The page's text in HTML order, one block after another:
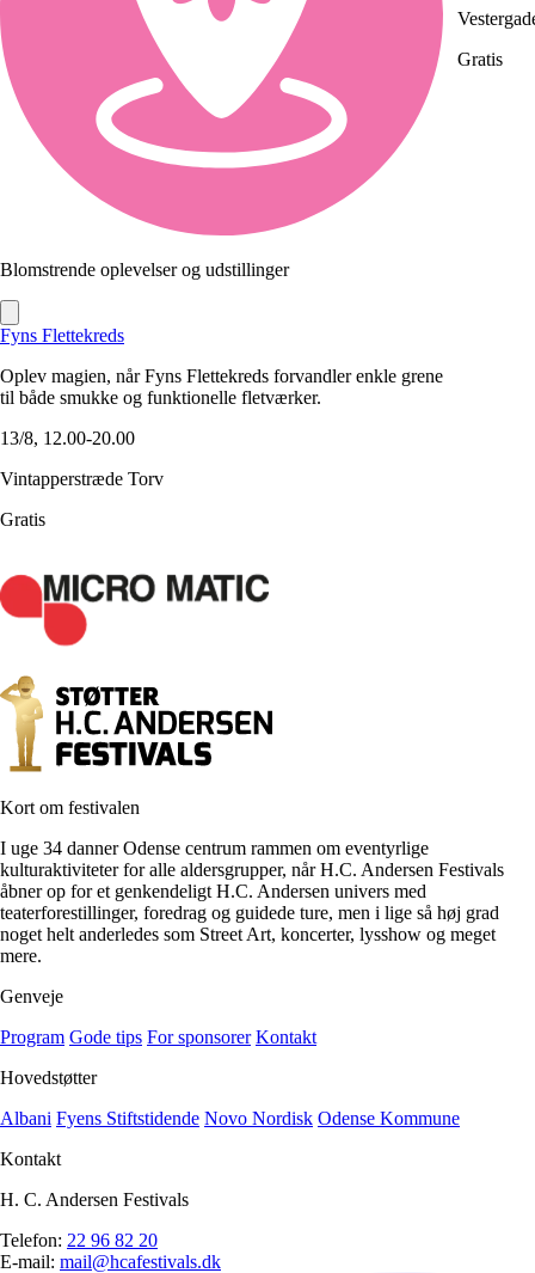
Blomstrende oplevelser og udstillinger
Fyns Flettekreds
Oplev magien, når Fyns Flettekreds forvandler enkle grene
til både smukke og funktionelle fletværker.
13/8, 12.00-20.00
Vintapperstræde Torv
Gratis
Gratis
Kort om festivalen
I uge 34 danner Odense centrum rammen om eventyrlige
kulturaktiviteter for alle aldersgrupper, når H.C. Andersen Festivals
åbner op for et genkendeligt H.C. Andersen univers med
teaterforestillinger, foredrag og guidede ture, men i lige så høj grad
noget helt anderledes som Street Art, koncerter, lysshow og meget
mere.
Genveje
Program Gode tips For sponsorer Kontakt
Hovedstøtter
Albani Fyens Stiftstidende Novo Nordisk Odense Kommune
Kontakt
H. C. Andersen Festivals
Telefon: 22 96 82 20
E-mail: mail@hcafestivals.dk